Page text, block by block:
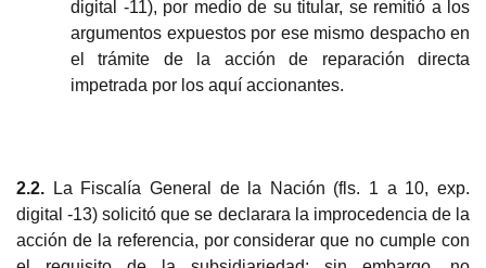
digital -11), por medio de su titular, se remitió a los
argumentos expuestos por ese mismo despacho en
el trámite de la acción de reparación directa
impetrada por los aquí accionantes.
2.2. La Fiscalía General de la Nación (fls. 1 a 10, exp.
digital -13) solicitó que se declarara la improcedencia de la
acción de la referencia, por considerar que no cumple con